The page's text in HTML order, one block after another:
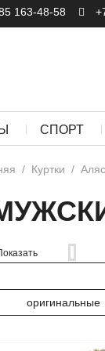
163-48-58
СПОРТ
/ Куртки /
оригинальные